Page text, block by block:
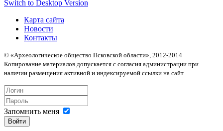
Switch to Desktop Version
Карта сайта
Новости
Контакты
© «Археологическое общество Псковской области», 2012-2014
Копирование материалов допускается с согласия администрации при
наличии размещения активной и индексируемой ссылки на сайт
Запомнить меня
Войти